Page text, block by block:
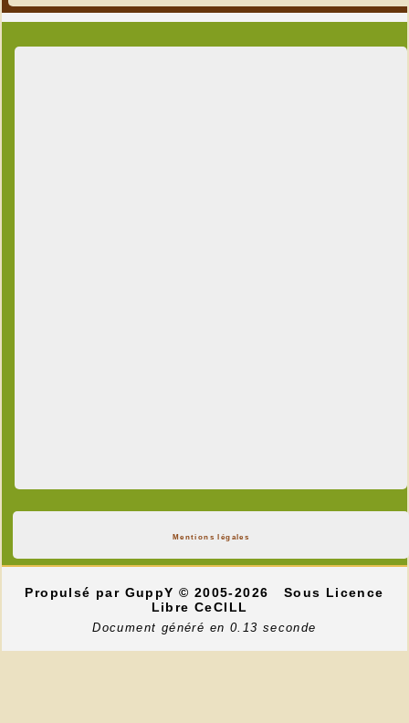
Mentions légales
Propulsé par GuppY© 2005-2026
Sous Licence
Libre CeCILL
Document généré en 0.13 seconde